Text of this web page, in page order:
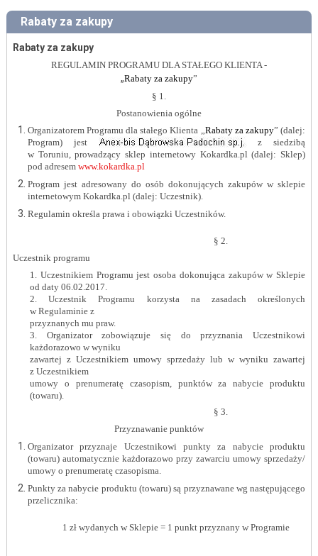
Rabaty za zakupy
Rabaty za zakupy
REGULAMIN PROGRAMU DLA STAŁEGO KLIENTA -
„Rabaty za zakupy”
§ 1.
Postanowienia ogólne
Organizatorem Programu dla stałego Klienta „Rabaty za zakupy” (dalej:
Program) jest
z siedzibą
w Toruniu, prowadzący sklep internetowy Kokardka.pl(dalej: Sklep)
pod adresem www.kokardka.pl
Program jest adresowany do osób dokonujących zakupów w sklepie
internetowym Kokardka.pl (dalej: Uczestnik).
Regulamin określa prawa i obowiązki Uczestników.
§ 2.
Uczestnik programu
1. Uczestnikiem Programu jest osoba dokonująca zakupów w Sklepie
od daty 06.02.2017.
2. Uczestnik Programu korzysta na zasadach określonych
w Regulaminie z
przyznanych mu praw.
3. Organizator zobowiązuje się do przyznania Uczestnikowi
każdorazowo w wyniku
zawartej z Uczestnikiem umowy sprzedaży lub w wyniku zawartej
z Uczestnikiem
umowy o prenumeratę czasopism, punktów za nabycie produktu
(towaru).
§ 3.
Przyznawanie punktów
Organizator przyznaje Uczestnikowi punkty za nabycie produktu
(towaru) automatycznie każdorazowo przy zawarciu umowy sprzedaży/
umowy o prenumeratę czasopisma.
Punkty za nabycie produktu (towaru) są przyznawane wg następującego
przelicznika:
1 zł wydanych w Sklepie = 1 punkt przyznany w Programie